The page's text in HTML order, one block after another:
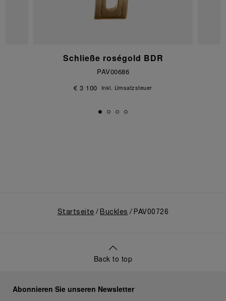
Schließe roségold BDR
PAV00686
€ 3 100
Inkl. Umsatzsteuer
Startseite Buckles PAV00726
Back to top
Abonnieren Sie unseren Newsletter